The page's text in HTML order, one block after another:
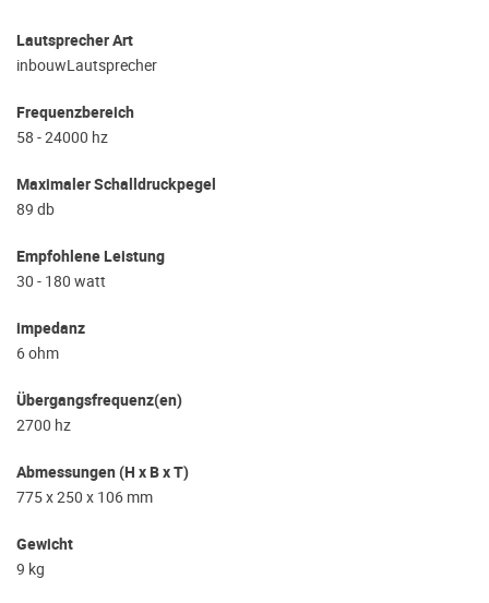
Lautsprecher Art
inbouwLautsprecher
Frequenzbereich
58 - 24000 hz
Maximaler Schalldruckpegel
89 db
Empfohlene Leistung
30 - 180 watt
impedanz
6 ohm
Übergangsfrequenz(en)
2700 hz
Abmessungen (H x B x T)
775 x 250 x 106 mm
Gewicht
9 kg